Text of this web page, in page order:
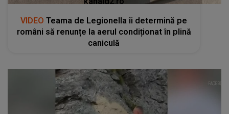
VIDEO Teama de Legionella îi determină pe
români să renunțe la aerul condiționat în plină
caniculă